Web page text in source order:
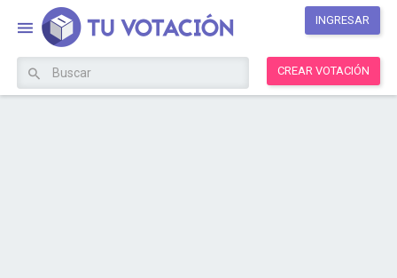
INGRESAR
CREAR VOTACIÓN